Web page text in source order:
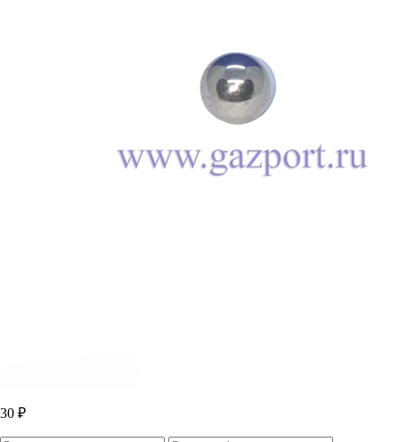
30 ₽